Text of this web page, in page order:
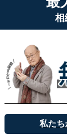
相
私た